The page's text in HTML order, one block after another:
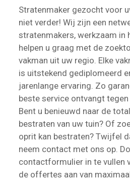
Stratenmaker gezocht voor
niet verder! Wij zijn een
stratenmakers, werkzaam in
helpen u graag met de
vakman uit uw regio. Elke
is uitstekend gediplomeerd
jarenlange ervaring. Zo
beste service ontvangt
Bent u benieuwd naar de
bestraten van uw tuin? Of
oprit kan bestraten? Twijfel
neem contact met ons op.
contactformulier in te vullen
de offertes aan van